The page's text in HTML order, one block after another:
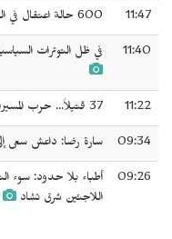
11:47 600 حالة اعتقال في الضفة خلال شهر بينهم 14 امرأة وفتاة
11:40 في ظل التوترات
11:22 37 قتيلاً... حرب المسيرات توسع دائرة الموت في السودان
09:34 سارة رضا: داعش سعى
09:26
أطباء بلا حدود: سوء
اللاجئين شرق تشاد